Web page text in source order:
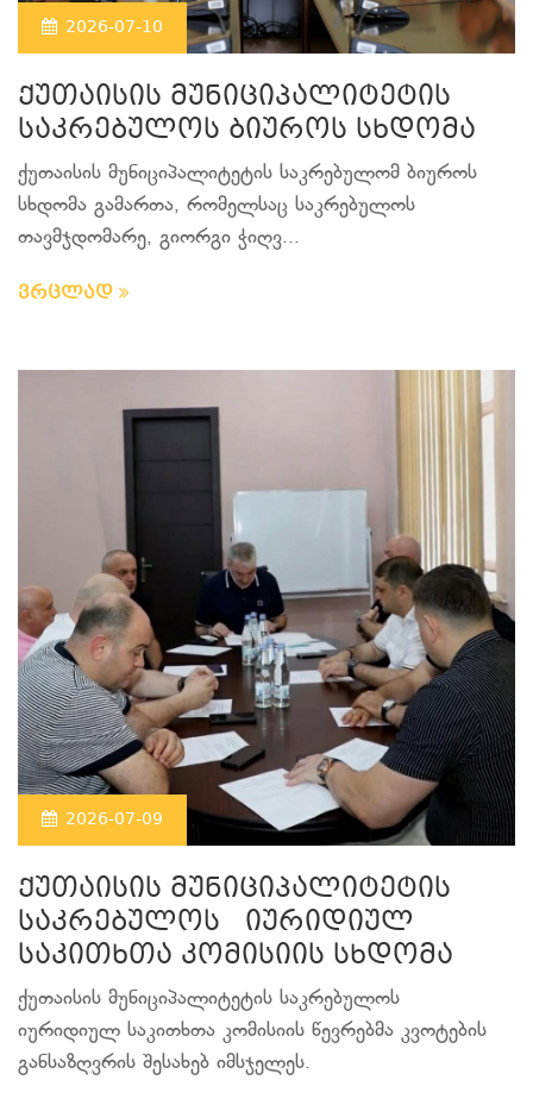
2026-07-10
ქუთაისის მუნიციპალიტეტის
საკრებულოს ბიუროს სხდომა
ქუთაისის მუნიციპალიტეტის საკრებულომ ბიუროს
სხდომა გამართა, რომელსაც საკრებულოს
თავმჯდომარე, გიორგი ჭიღვ...
ვრცლად
2026-07-09
ქუთაისის მუნიციპალიტეტის
საკრებულოს იურიდიულ
საკითხთა კომისიის სხდომა
ქუთაისის მუნიციპალიტეტის საკრებულოს
იურიდიულ საკითხთა კომისიის წევრებმა კვოტების
განსაზღვრის შესახებ იმსჯელეს.